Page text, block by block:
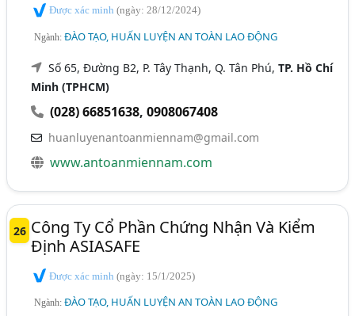
Được xác minh(ngày: 28/12/2024)
Ngành:ĐÀO TẠO, HUẤN LUYỆN AN TOÀN LAO ĐỘNG
Số 65, Đường B2, P. Tây Thạnh, Q. Tân Phú,TP. Hồ Chí
Minh (TPHCM)
(028) 66851638,0908067408
huanluyenantoanmiennam@gmail.com
www.antoanmiennam.com
26 Công Ty Cổ Phần Chứng Nhận Và Kiểm
Định ASIASAFE
Được xác minh(ngày: 15/1/2025)
Ngành:ĐÀO TẠO, HUẤN LUYỆN AN TOÀN LAO ĐỘNG